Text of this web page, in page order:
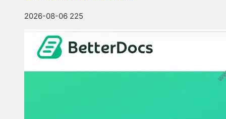
2026-08-06 225